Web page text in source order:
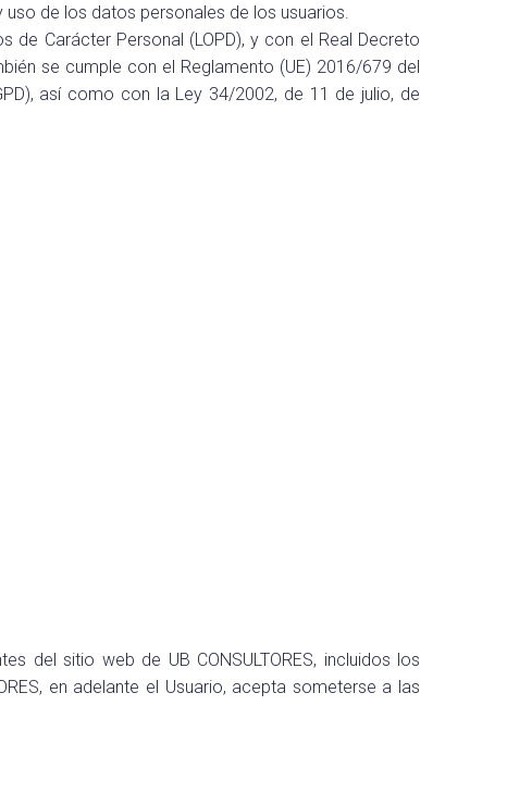
de los datos personales de los usuarios.
Carácter Personal (LOPD), y con el Real Decreto
se cumple con el Reglamento (UE) 2016/679 del
así como con la Ley 34/2002, de 11 de julio, de
del sitio web de UB CONSULTORES, incluidos los
en adelante el Usuario, acepta someterse a las